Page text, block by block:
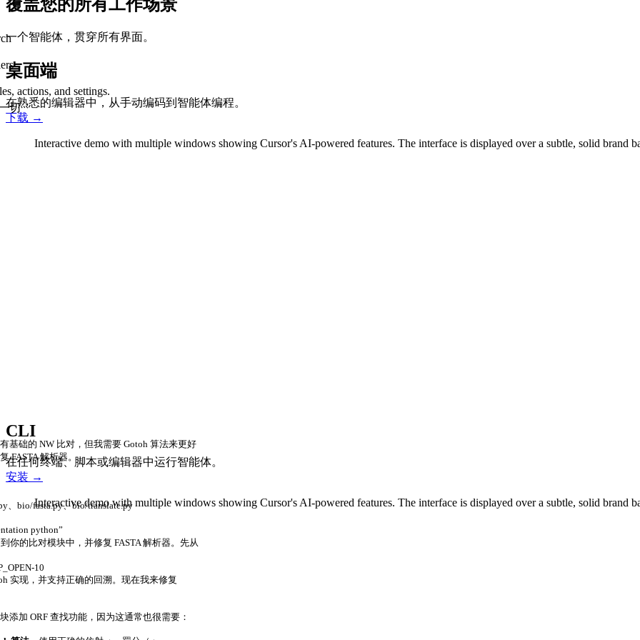
覆盖您的所有工作场景
一个智能体，贯穿所有界面。
桌面端
在熟悉的编辑器中，从手动编码到智能体编程。
下载 →
Interactive demo with multiple windows showing Cursor's AI-powered features. The interface is displayed over a subtle, solid brand
actions, and settings.
切
CLI
在任何终端、脚本或编辑器中运行智能体。
安装 →
Interactive demo with multiple windows showing Cursor's AI-powered features. The interface is displayed over a subtle, solid brand
基础的 NW 比对，但我需要 Gotoh 算法来更好
FASTA 解析器。
y、 bio/fasta.py、bio/translate.py
ntation python”
你的比对模块中，并修复 FASTA 解析器。先从
-10
实现，并支持正确的回溯。现在我来修复
添加 ORF 查找功能，因为这通常也很需要：